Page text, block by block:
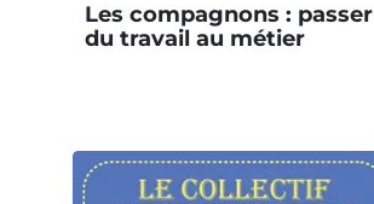
Les compagnons : passer
du travail au métier